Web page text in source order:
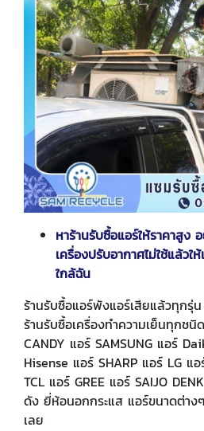
หาร้านรับซื้อแอร์ให้ราคาสูง
เครื่องปรับอากาศไม่ใช้แล้วใ
ใกล้ฉัน
ร้านรับซื้อแอร์พังแอร์เสียแล้วทุกรุ่
ร้านรับซื้อเครื่องทำความเย็นทุกช
CANDY แอร์ SAMSUNG แอร์
Hisense แอร์ SHARP แอร์ LG แ
TCL แอร์ GREE แอร์ SAIJO
ดัง ยี่ห้อนอกกระแส แอร์ขนาดต่าง
เลย